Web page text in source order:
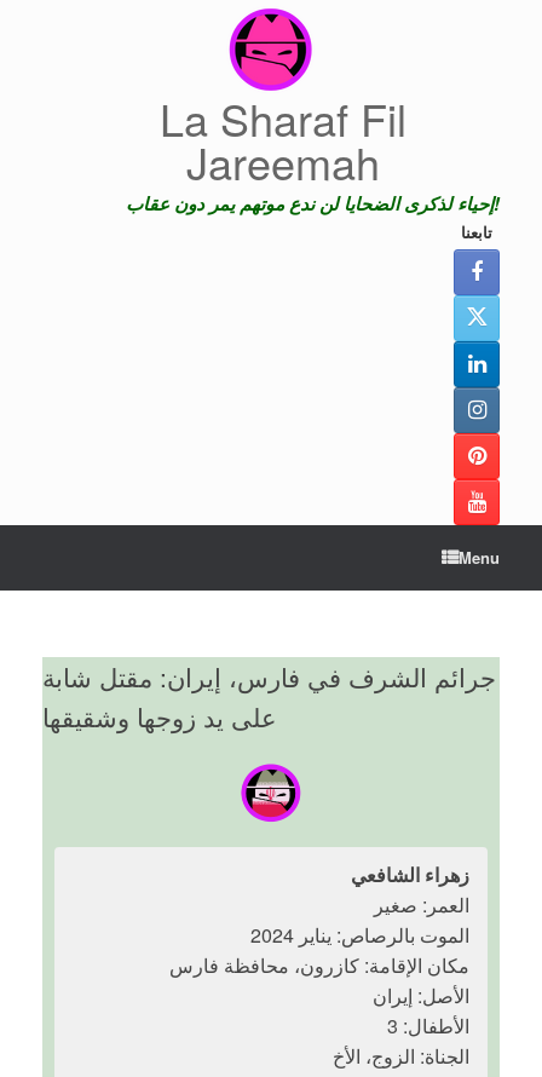
La Sharaf Fil
Jareemah
إحياء لذكرى الضحايا لن ندع موتهم يمر دون عقاب!
تابعنا
Menu
جرائم الشرف في فارس، إيران: مقتل شابة
على يد زوجها وشقيقها
زهراء الشافعي
العمر: صغير
الموت بالرصاص: يناير 2024
مكان الإقامة: كازرون، محافظة فارس
الأصل: إيران
الأطفال: 3
الجناة: الزوج، الأخ